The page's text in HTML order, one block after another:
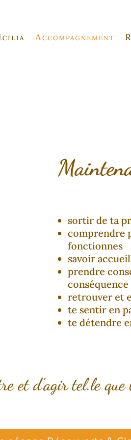
Accompagnement
sortir de ta
comprendre
fonctionnes
savoir
prendre
conséquence
retrouver et
te sentir en
te détendre
et d’agir tel.le